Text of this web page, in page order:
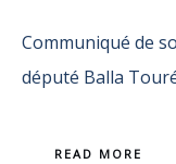
Communiqué de
député Balla
READ MORE